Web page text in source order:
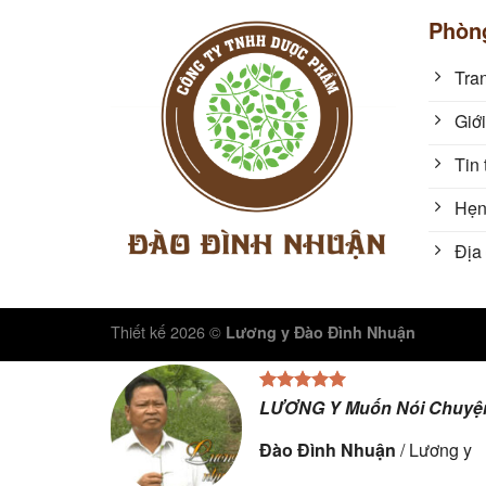
Tin
Địa
Thiết kế 2026 © Lương y Đào Đình Nhuận
LƯƠNG Y Muốn Nói
Đào Đình Nhuận /Lương y